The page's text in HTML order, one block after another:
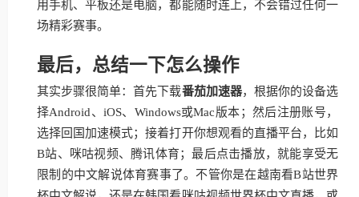
用手机、平板还是电脑，都能随时连上，不会错过任何一
场精彩赛事。
最后，总结一下怎么操作
其实步骤很简单：首先下载番茄加速器，根据你的设备选
择Android、iOS、Windows或Mac版本；然后注册账号，
选择回国加速模式；接着打开你想观看的直播平台，比如
B站、咪咕视频、腾讯体育；最后点击播放，就能享受无
限制的中文解说体育赛事了。不管你是在越南看B站世界